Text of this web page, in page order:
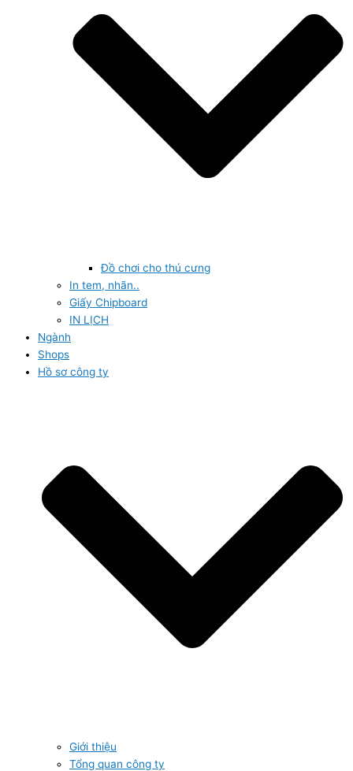
Đồ chơi cho thú cưng
In tem, nhãn..
Giấy Chipboard
IN LỊCH
Ngành
Shops
Hồ sơ công ty
Giới thiệu
Tổng quan công ty